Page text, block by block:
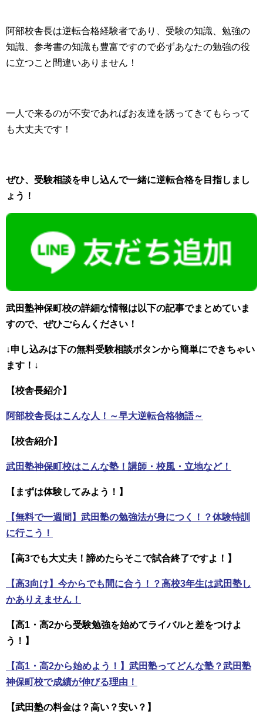
阿部校舎長は逆転合格経験者であり、受験の知識、勉強の
知識、参考書の知識も豊富ですので必ずあなたの勉強の役
に立つこと間違いありません！
一人で来るのが不安であればお友達を誘ってきてもらって
も大丈夫です！
ぜひ、受験相談を申し込んで一緒に逆転合格を目指しまし
ょう！
武田塾神保町校の詳細な情報は以下の記事でまとめていま
すので、ぜひごらんください！
↓申し込みは下の無料受験相談ボタンから簡単にできちゃい
ます！↓
【校舎長紹介】
阿部校舎長はこんな人！～早大逆転合格物語～
【校舎紹介】
武田塾神保町校はこんな塾！講師・校風・立地など！
【まずは体験してみよう！】
【無料で一週間】武田塾の勉強法が身につく！？体験特訓
に行こう！
【高3でも大丈夫！諦めたらそこで試合終了ですよ！】
【高3向け】今からでも間に合う！？高校3年生は武田塾し
かありえません！
【高1・高2から受験勉強を始めてライバルと差をつけよ
う！】
【高1・高2から始めよう！】武田塾ってどんな塾？武田塾
神保町校で成績が伸びる理由！
【武田塾の料金は？高い？安い？】